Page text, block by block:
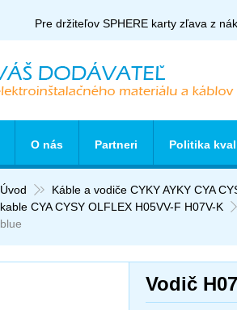
Pre držiteľov SPHERE karty zľava z
Úvod Káble a vodiče CYKY AYKY CYA
kable CYA CYSY OLFLEX H05VV-F H07V-K
blue
Vodič
O nás Partneri Politika